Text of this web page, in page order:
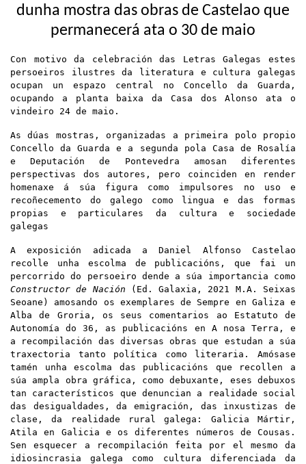
dunha mostra das obras de Castelao que
permanecerá ata o 30 de maio
Con motivo da celebración das Letras Galegas estes
persoeiros ilustres da literatura e cultura galegas
ocupan un espazo central no Concello da Guarda,
ocupando a planta baixa da Casa dos Alonso ata o
vindeiro 24 de maio.
As dúas mostras, organizadas a primeira polo propio
Concello da Guarda e a segunda pola Casa de Rosalía
e Deputación de Pontevedra amosan diferentes
perspectivas dos autores, pero coinciden en render
homenaxe á súa figura como impulsores no uso e
recoñecemento do galego como lingua e das formas
propias e particulares da cultura e sociedade
galegas
A exposición adicada a Daniel Alfonso Castelao
recolle unha escolma de publicacións, que fai un
percorrido do persoeiro dende a súa importancia como
Constructor de Nación (Ed. Galaxia, 2021 M.A. Seixas
Seoane) amosando os exemplares de Sempre en Galiza e
Alba de Groria , os seus comentarios ao Estatuto de
Autonomía do 36, as publicacións en A nosa Terra,e
a recompilación das diversas obras que estudan a súa
traxectoria tanto política como literaria. Amósase
tamén unha escolma das publicacións que recollen a
súa ampla obra gráfica, comodebuxante , eses debuxos
tan característicos que denuncian a realidade social
das desigualdades, da emigración, das inxustizas de
clase, da realidade rural galega: Galicia Mártir,
Atila en Galicia e os diferentes números de Cousas.
Sen esquecer a recompilación feita por el mesmo da
idiosincrasia galega como cultura diferenciada da